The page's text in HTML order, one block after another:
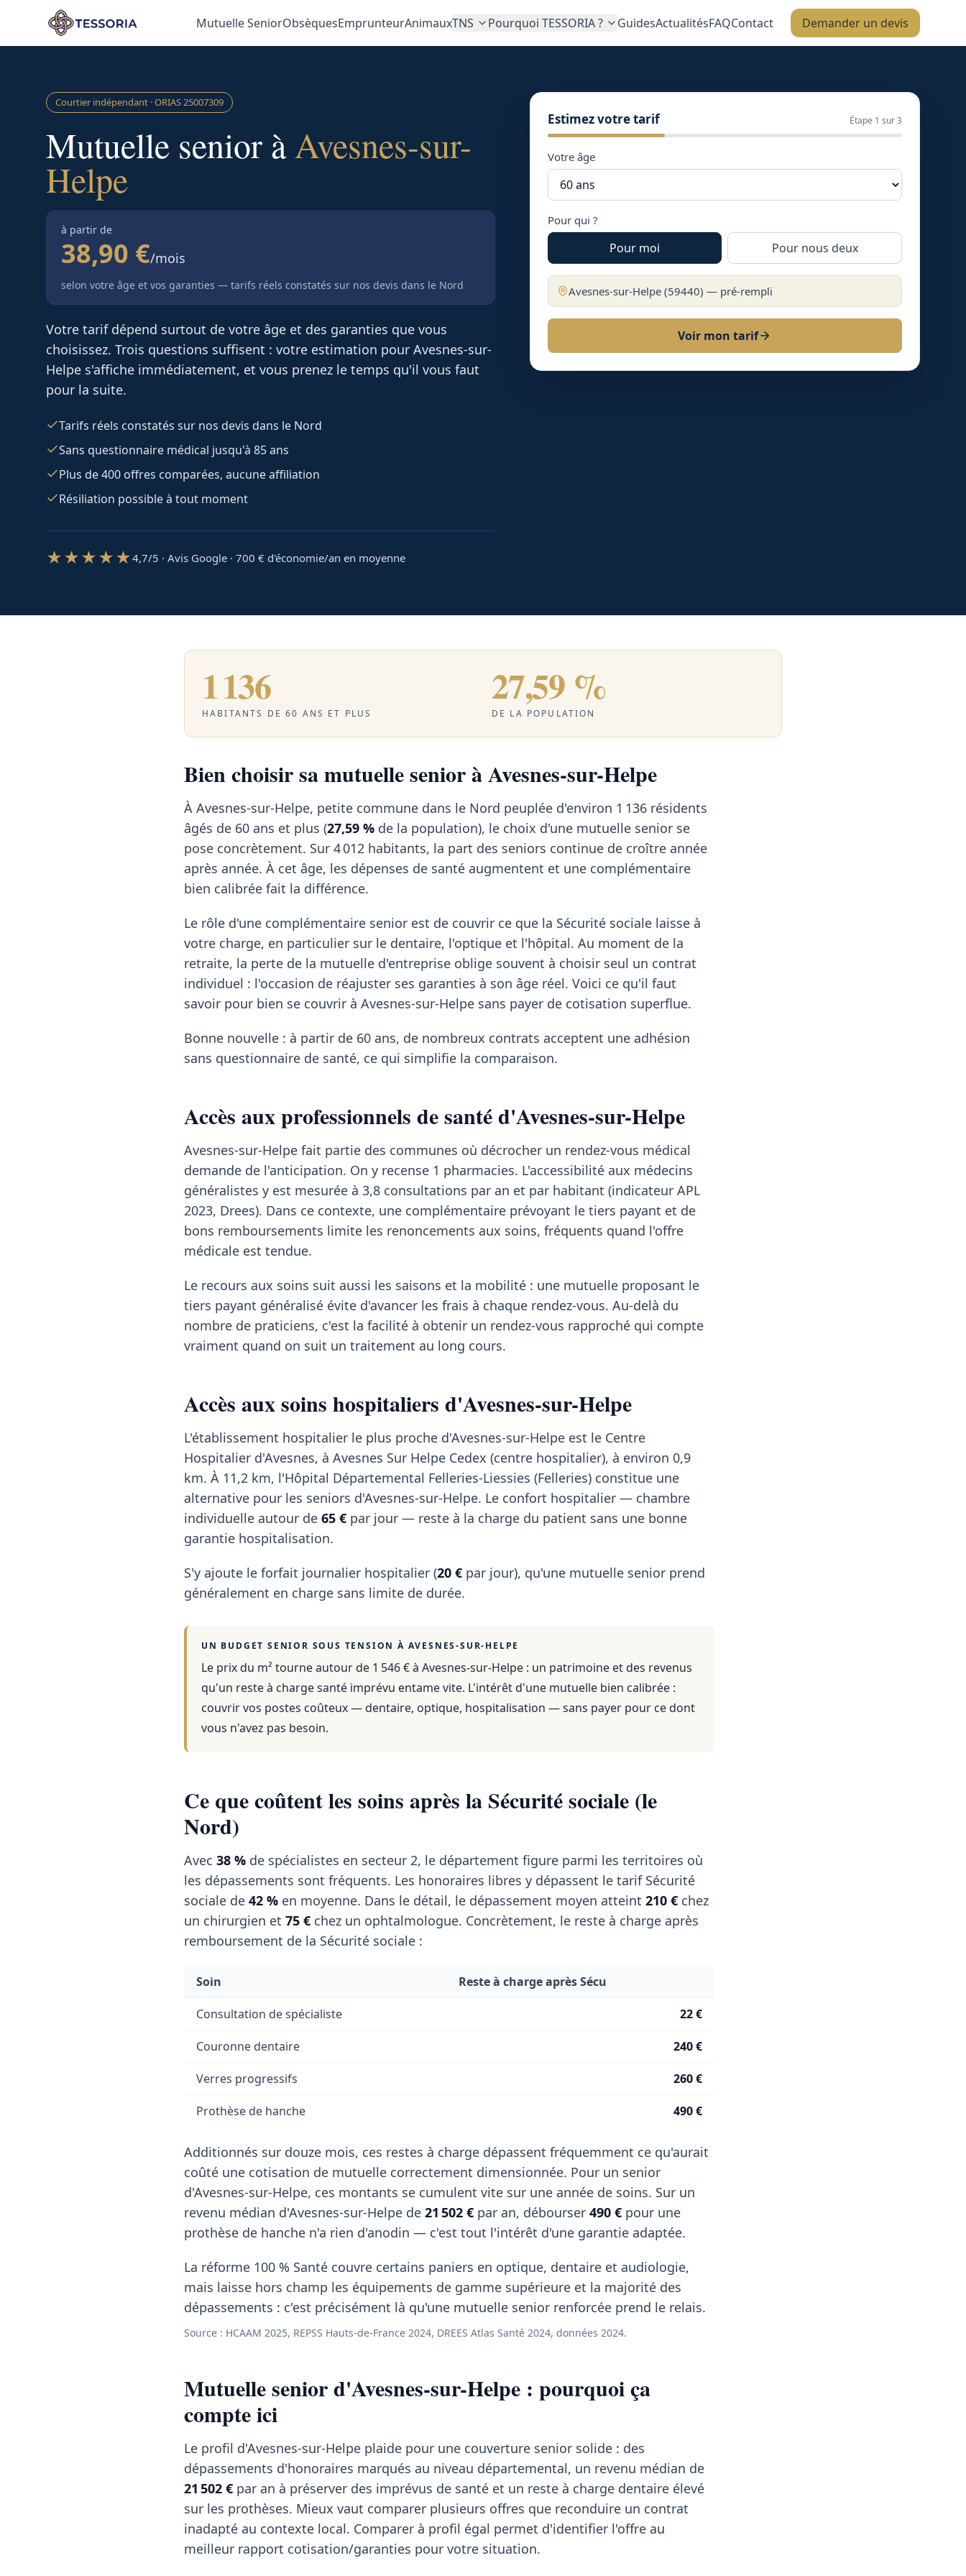
Aller au contenu principal
Mutuelle SeniorObsèquesEmprunteurAnimauxTNS Pourquoi TESSORIA ? GuidesActualitésFAQContact Demander un devis
Courtier indépendant · ORIAS25007309
Mutuelle senior àAvesnes-sur-
Helpe
à partir de
38,90 €/mois
selon votre âge et vos garanties — tarifs réels constatés sur nos devis dans le Nord
Votre tarif dépend surtout de votre âge et des garanties que vous
choisissez. Trois questions suffisent : votre estimation pour Avesnes-sur-
Helpe s'affiche immédiatement, et vous prenez le temps qu'il vous faut
pour la suite.
Tarifs réels constatés sur nos devis dans le Nord
Sans questionnaire médical jusqu'à 85 ans
Plus de 400 offres comparées, aucune affiliation
Résiliation possible à tout moment
★★★★★4,7/5 · Avis Google · 700 € d'économie/an en moyenne
Estimez votre tarif Étape 1 sur 3
Votre âge
Pour qui ?
Pour moi Pour nous deux
Avesnes-sur-Helpe(59440) — pré-rempli
Voir mon tarif
1 136
HABITANTS DE 60 ANS ET PLUS
27,59 %
DE LA POPULATION
Bien choisir sa mutuelle senior à Avesnes-sur-Helpe
À Avesnes-sur-Helpe, petite commune dans le Nord peuplée d'environ 1 136 résidents
âgés de 60 ans et plus (27,59 % de la population), le choix d'une mutuelle senior se
pose concrètement. Sur 4 012 habitants, la part des seniors continue de croître année
après année. À cet âge, les dépenses de santé augmentent et une complémentaire
bien calibrée fait la différence.
Le rôle d'une complémentaire senior est de couvrir ce que la Sécurité sociale laisse à
votre charge, en particulier sur le dentaire, l'optique et l'hôpital. Au moment de la
retraite, la perte de la mutuelle d'entreprise oblige souvent à choisir seul un contrat
individuel : l'occasion de réajuster ses garanties à son âge réel. Voici ce qu'il faut
savoir pour bien se couvrir à Avesnes-sur-Helpe sans payer de cotisation superflue.
Bonne nouvelle : à partir de 60 ans, de nombreux contrats acceptent une adhésion
sans questionnaire de santé, ce qui simplifie la comparaison.
Accès aux professionnels de santé d'Avesnes-sur-Helpe
Avesnes-sur-Helpe fait partie des communes où décrocher un rendez-vous médical
demande de l'anticipation. On y recense 1 pharmacies. L'accessibilité aux médecins
généralistes y est mesurée à 3,8 consultations par an et par habitant (indicateur APL
2023, Drees). Dans ce contexte, une complémentaire prévoyant le tiers payant et de
bons remboursements limite les renoncements aux soins, fréquents quand l'offre
médicale est tendue.
Le recours aux soins suit aussi les saisons et la mobilité : une mutuelle proposant le
tiers payant généralisé évite d'avancer les frais à chaque rendez-vous. Au-delà du
nombre de praticiens, c'est la facilité à obtenir un rendez-vous rapproché qui compte
vraiment quand on suit un traitement au long cours.
Accès aux soins hospitaliers d'Avesnes-sur-Helpe
L'établissement hospitalier le plus proche d'Avesnes-sur-Helpe est le Centre
Hospitalier d'Avesnes, à Avesnes Sur Helpe Cedex (centre hospitalier), à environ 0,9
km. À 11,2 km, l'Hôpital Départemental Felleries-Liessies (Felleries) constitue une
alternative pour les seniors d'Avesnes-sur-Helpe. Le confort hospitalier — chambre
individuelle autour de 65 € par jour — reste à la charge du patient sans une bonne
garantie hospitalisation.
S'y ajoute le forfait journalier hospitalier (20 € par jour), qu'une mutuelle senior prend
généralement en charge sans limite de durée.
UN BUDGET SENIOR SOUS TENSION À AVESNES-SUR-HELPE
Le prix du m² tourne autour de 1 546 €à Avesnes-sur-Helpe : un patrimoine et des revenus
qu'un reste à charge santé imprévu entame vite. L'intérêt d'une mutuelle bien calibrée :
couvrir vos postes coûteux — dentaire, optique, hospitalisation — sans payer pour ce dont
vous n'avez pas besoin.
Ce que coûtent les soins après la Sécurité sociale (le
Nord)
Avec 38 % de spécialistes en secteur 2, le département figure parmi les territoires où
les dépassements sont fréquents. Les honoraires libres y dépassent le tarif Sécurité
sociale de 42 % en moyenne. Dans le détail, le dépassement moyen atteint 210 € chez
un chirurgien et 75 € chez un ophtalmologue. Concrètement, le reste à charge après
remboursement de la Sécurité sociale :
Soin Reste à charge après Sécu
Consultation de spécialiste 22 €
Couronne dentaire 240 €
Verres progressifs 260 €
Prothèse de hanche 490 €
Additionnés sur douze mois, ces restes à charge dépassent fréquemment ce qu'aurait
coûté une cotisation de mutuelle correctement dimensionnée. Pour un senior
d'Avesnes-sur-Helpe, ces montants se cumulent vite sur une année de soins. Sur un
revenu médian d'Avesnes-sur-Helpe de 21 502 € par an, débourser 490 € pour une
prothèse de hanche n'a rien d'anodin — c'est tout l'intérêt d'une garantie adaptée.
La réforme 100 % Santé couvre certains paniers en optique, dentaire et audiologie,
mais laisse hors champ les équipements de gamme supérieure et la majorité des
dépassements : c'est précisément là qu'une mutuelle senior renforcée prend le relais.
Source : HCAAM 2025, REPSS Hauts-de-France 2024, DREES Atlas Santé 2024, données 2024.
Mutuelle senior d'Avesnes-sur-Helpe : pourquoi ça
compte ici
Le profil d'Avesnes-sur-Helpe plaide pour une couverture senior solide : des
dépassements d'honoraires marqués au niveau départemental, un revenu médian de
21 502 € par an à préserver des imprévus de santé et un reste à charge dentaire élevé
sur les prothèses. Mieux vaut comparer plusieurs offres que reconduire un contrat
inadapté au contexte local. Comparer à profil égal permet d'identifier l'offre au
meilleur rapport cotisation/garanties pour votre situation.